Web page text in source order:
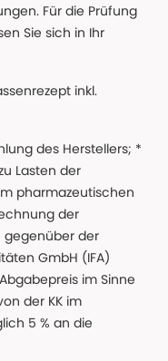
Für die Prüfung
Sie sich in Ihr
inkl.
des Herstellers; *
Lasten der
pharmazeutischen
der
gegenüber der
GmbH (IFA)
im Sinne
der KK im
5 % an die